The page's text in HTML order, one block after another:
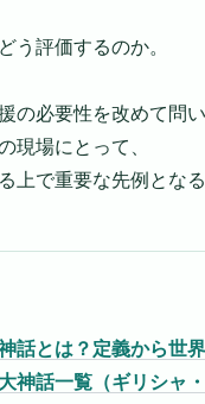
う評価するのか。
の必要性を改めて問
現場にとって、
上で重要な先例とな
話とは？定義から世
大神話一覧（ギリシャ